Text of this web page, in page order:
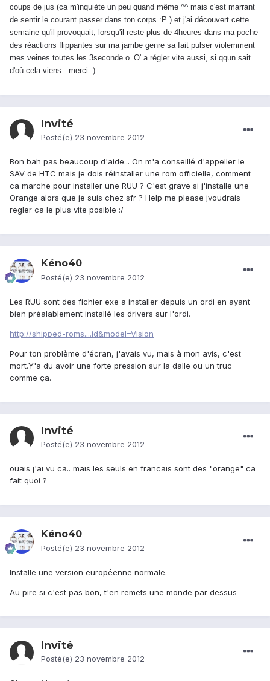
coups de jus (ca m'inquiète un peu quand même ^^ mais c'est marrant
de sentir le courant passer dans ton corps :P ) et j'ai découvert cette
semaine qu'il provoquait, lorsqu'il reste plus de 4heures dans ma poche
des réactions flippantes sur ma jambe genre sa fait pulser violemment
mes veines toutes les 3seconde o_O' a régler vite aussi, si qqun sait
d'où cela viens.. merci :)
Invité
Posté(e) 23 novembre 2012
Bon bah pas beaucoup d'aide... On m'a conseillé d'appeller le
SAV de HTC mais je dois réinstaller une rom officielle, comment
ca marche pour installer une RUU ? C'est grave si j'installe une
Orange alors que je suis chez sfr ? Help me please jvoudrais
regler ca le plus vite posible :/
Kéno40
Posté(e) 23 novembre 2012
Les RUU sont des fichier exe a installer depuis un ordi en ayant
bien préalablement installé les drivers sur l'ordi.
http://shipped-roms....id&model=Vision
Pour ton problème d'écran, j'avais vu, mais à mon avis, c'est
mort.Y'a du avoir une forte pression sur la dalle ou un truc
comme ça.
Invité
Posté(e) 23 novembre 2012
ouais j'ai vu ca.. mais les seuls en francais sont des "orange" ca
fait quoi ?
Kéno40
Posté(e) 23 novembre 2012
Installe une version européenne normale.
Au pire si c'est pas bon, t'en remets une monde par dessus
Invité
Posté(e) 23 novembre 2012